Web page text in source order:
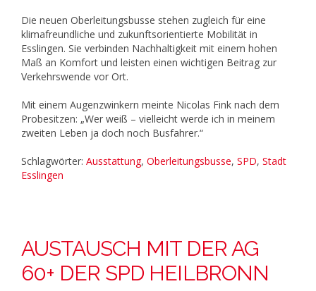
Die neuen Oberleitungsbusse stehen zugleich für eine
klimafreundliche und zukunftsorientierte Mobilität in
Esslingen. Sie verbinden Nachhaltigkeit mit einem hohen
Maß an Komfort und leisten einen wichtigen Beitrag zur
Verkehrswende vor Ort.
Mit einem Augenzwinkern meinte Nicolas Fink nach dem
Probesitzen: „Wer weiß – vielleicht werde ich in meinem
zweiten Leben ja doch noch Busfahrer.“
Schlagwörter: Ausstattung, Oberleitungsbusse, SPD, Stadt
Esslingen
AUSTAUSCH MIT DER AG
60+ DER SPD HEILBRONN